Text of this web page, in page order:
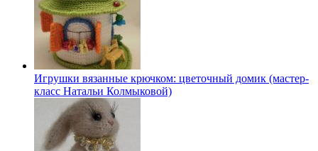
Игрушки вязанные крючком: цветочный домик (мастер-
класс Натальи Колмыковой)